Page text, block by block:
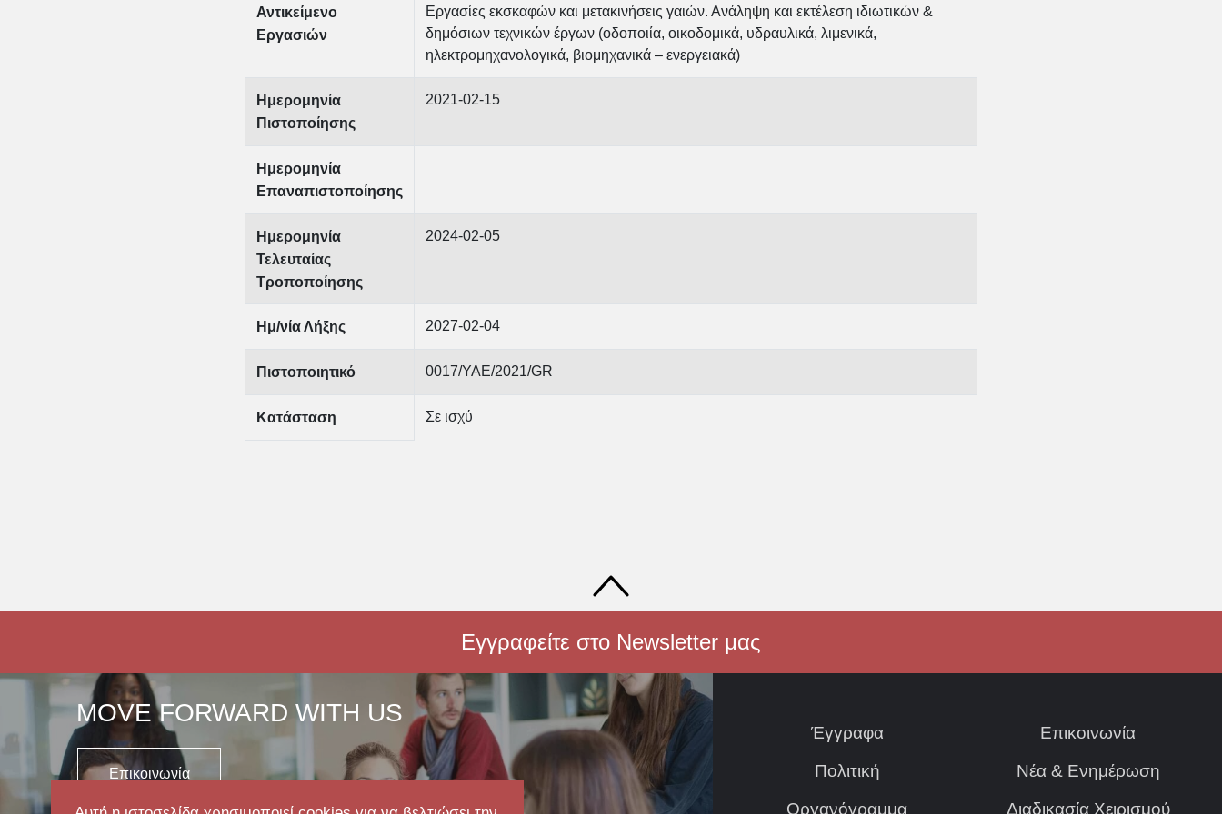
Αντικείμενο
Εργασιών
Εργασίες εκσκαφών και μετακινήσεις γαιών. Ανάληψη και εκτέλεση ιδιωτικών &
δημόσιων τεχνικών έργων (οδοποιία, οικοδομικά, υδραυλικά, λιμενικά,
ηλεκτρομηχανολογικά, βιομηχανικά – ενεργειακά)
Ημερομηνία
Πιστοποίησης
2021-02-15
Ημερομηνία
Επαναπιστοποίησης
Ημερομηνία
Τελευταίας
Τροποποίησης
2024-02-05
Ημ/νία Λήξης 2027-02-04
Πιστοποιητικό 0017/ΥΑΕ/2021/GR
Κατάσταση Σε ισχύ
Εγγραφείτε στο Newsletter μας
MOVE FORWARD WITH US
Επικοινωνία
Έγγραφα
Πολιτική
Οργανόγραμμα
Επικοινωνία
Νέα & Ενημέρωση
Διαδικασία Χειρισμού